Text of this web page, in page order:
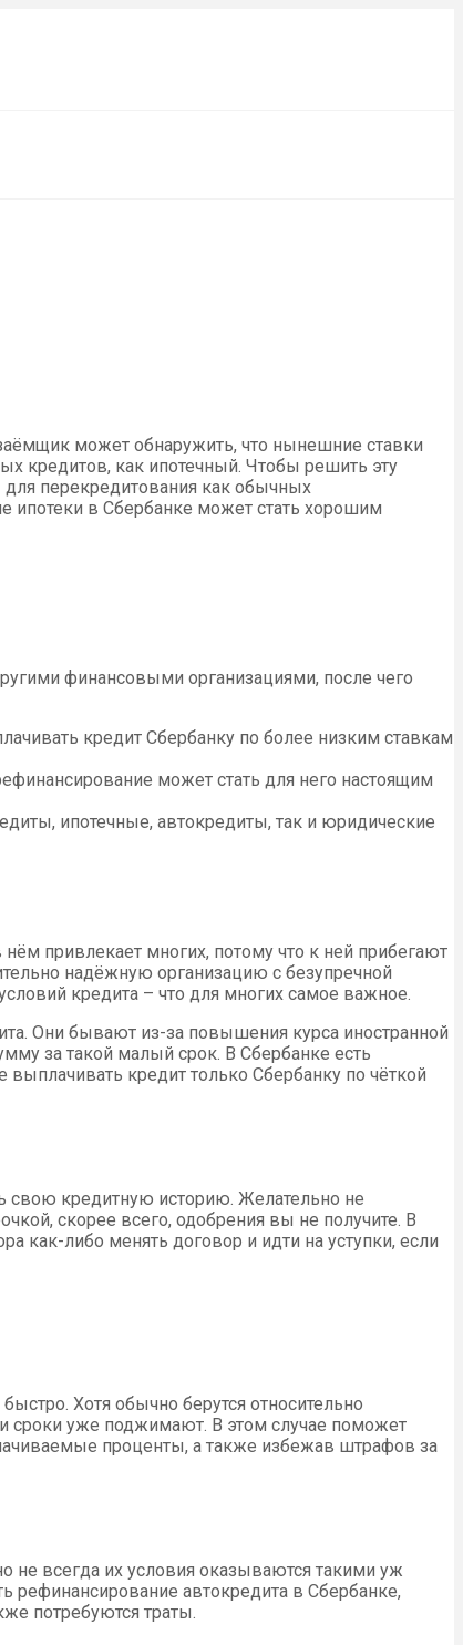
может обнаружить, что нынешние ставки
кредитов, как ипотечный. Чтобы решить эту
перекредитования как обычных
ипотеки в Сбербанке может стать хорошим
финансовыми организациями, после чего
кредит Сбербанку по более низким ставкам
может стать для него настоящим
ипотечные, автокредиты, так и юридические
привлекает многих, потому что к ней прибегают
надёжную организацию с безупречной
кредита – что для многих самое важное.
Они бывают из-за повышения курса иностранной
за такой малый срок. В Сбербанке есть
кредит только Сбербанку по чёткой
свою кредитную историю. Желательно не
скорее всего, одобрения вы не получите. В
как-либо менять договор и идти на уступки, если
Хотя обычно берутся относительно
сроки уже поджимают. В этом случае поможет
проценты, а также избежав штрафов за
не всегда их условия оказываются такими уж
рефинансирование автокредита в Сбербанке,
потребуются траты.